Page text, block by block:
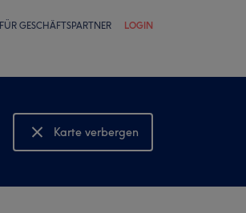
FÜR GESCHÄFTSPARTNER LOGIN
Karte verbergen
Karte anzeigen